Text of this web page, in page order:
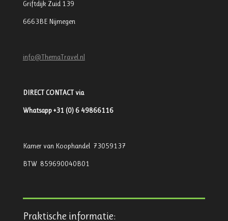
Griftdijk Zuid 139
6663BE Nijmegen
info@ThemaTravel.nl
DIRECT CONTACT via
Whatsapp +31 (0) 6 49866116
Kamer van Koophandel 73059137
BTW 859690040B01
Praktische informatie: